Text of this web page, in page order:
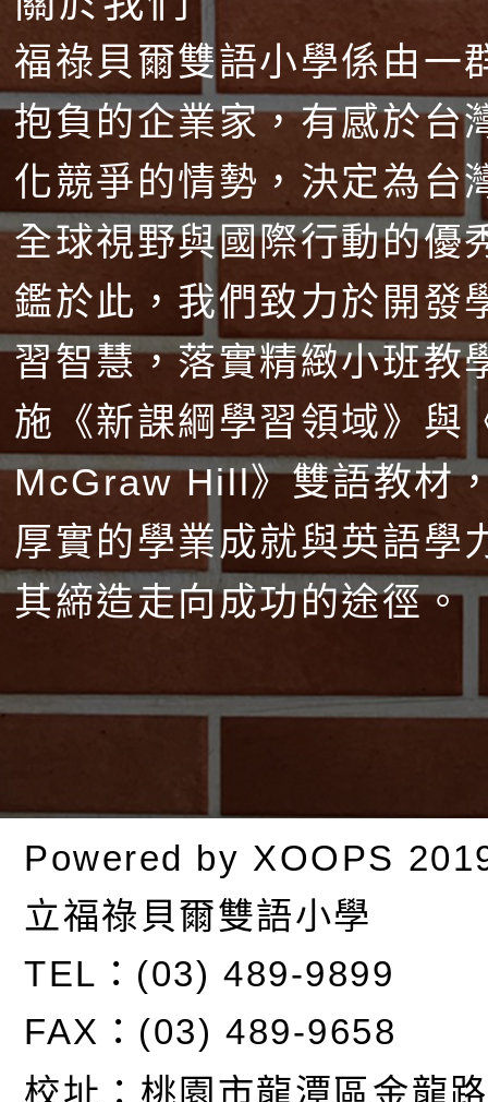
福祿貝爾雙語小學係由一
抱負的企業家，有感於台
化競爭的情勢，決定為台
全球視野與國際行動的優
鑑於此，我們致力於開發
習智慧，落實精緻小班教
施《新課綱學習領域》與
McGraw Hill》雙語教材
厚實的學業成就與英語學
其締造走向成功的途徑。
Powered by XOOPS
立福祿貝爾雙語小學
TEL：(03) 489-9899
FAX：(03) 489-9658
校址： 桃園市龍潭區金龍